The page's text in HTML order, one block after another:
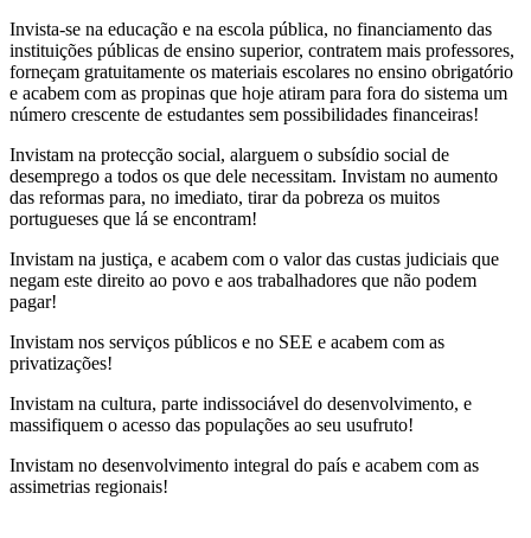
Invista-se na educação e na escola pública, no financiamento das
instituições públicas de ensino superior, contratem mais professores,
forneçam gratuitamente os materiais escolares no ensino obrigatório
e acabem com as propinas que hoje atiram para fora do sistema um
número crescente de estudantes sem possibilidades financeiras!
Invistam na protecção social, alarguem o subsídio social de
desemprego a todos os que dele necessitam. Invistam no aumento
das reformas para, no imediato, tirar da pobreza os muitos
portugueses que lá se encontram!
Invistam na justiça, e acabem com o valor das custas judiciais que
negam este direito ao povo e aos trabalhadores que não podem
pagar!
Invistam nos serviços públicos e no SEE e acabem com as
privatizações!
Invistam na cultura, parte indissociável do desenvolvimento, e
massifiquem o acesso das populações ao seu usufruto!
Invistam no desenvolvimento integral do país e acabem com as
assimetrias regionais!